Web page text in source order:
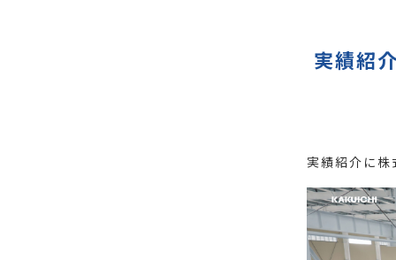
実績紹
実績紹介に株